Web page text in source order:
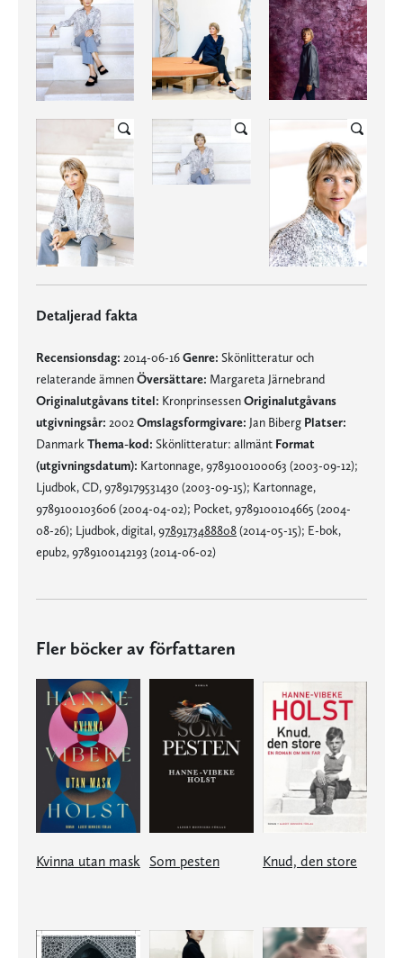
Detaljerad fakta
Recensionsdag: 2014-06-16Genre: Skönlitteratur och
relaterande ämnenÖversättare: Margareta Järnebrand
Originalutgåvans titel: KronprinsessenOriginalutgåvans
utgivningsår: 2002 Omslagsformgivare: Jan Biberg Platser:
Danmark Thema-kod: Skönlitteratur: allmänt Format
(utgivningsdatum): Kartonnage, 9789100100063 (2003-09-12);
Ljudbok, CD, 9789179531430 (2003-09-15); Kartonnage,
9789100103606 (2004-04-02); Pocket, 9789100104665 (2004-
08-26); Ljudbok, digital,9789173488808(2014-05-15); E-bok,
epub2, 9789100142193 (2014-06-02)
Fler böcker av författaren
Kvinna utan mask Som pesten Knud, den store